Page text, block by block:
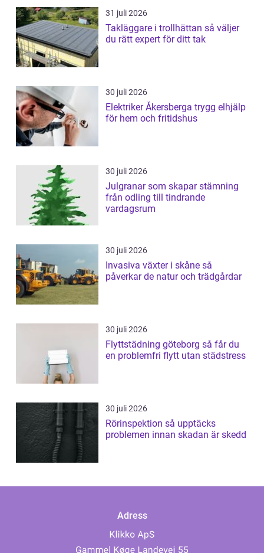
31 juli 2026
Takläggare i trollhättan så väljer
du rätt expert för ditt tak
30 juli 2026
Elektriker Åkersberga trygg elhjälp
för hem och fritidshus
30 juli 2026
Julgranar som skapar stämning
från odling till tindrande
vardagsrum
30 juli 2026
Invasiva växter i skåne så
påverkar de natur och trädgårdar
30 juli 2026
Flyttstädning göteborg så får du
en problemfri flytt utan städstress
30 juli 2026
Rörinspektion så upptäcks
problemen innan skadan är skedd
Adress